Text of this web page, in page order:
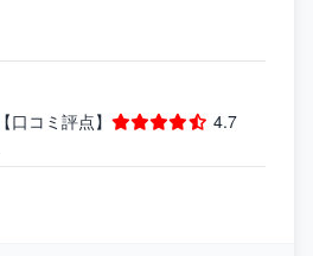
口コミ評点】
4.7